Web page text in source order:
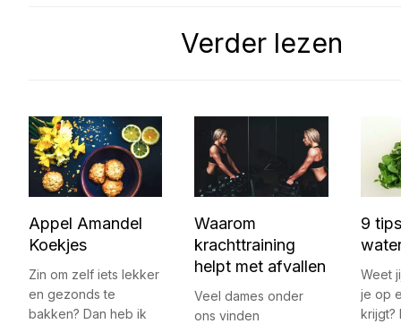
Verder lezen
Appel Amandel
Koekjes
Zin om zelf iets lekker
en gezonds te
bakken? Dan heb ik
Waarom
krachttraining
helpt met afvallen
Veel dames onder
ons vinden
9
Weet
je op
krijgt?